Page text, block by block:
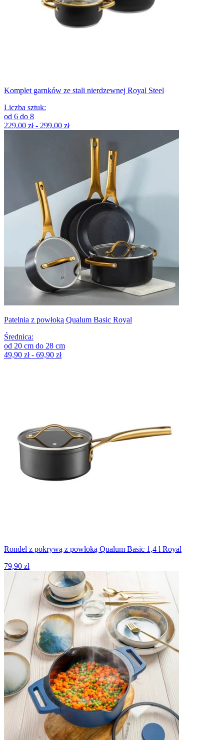
Komplet garnków ze stali nierdzewnej Royal Steel
Liczba sztuk:
od 6 do 8
229,00 zł - 299,00 zł
Patelnia z powłoką Qualum Basic Royal
Średnica:
od 20 cm do 28 cm
49,90 zł - 69,90 zł
Rondel z pokrywą z powłoką Qualum Basic 1,4 l Royal
79,90 zł